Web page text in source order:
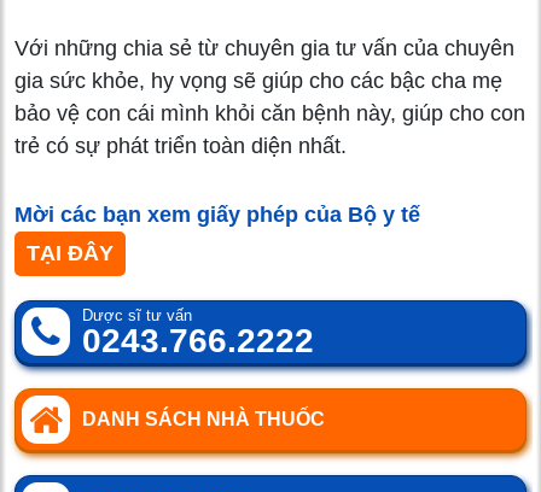
Với những chia sẻ từ chuyên gia tư vấn của chuyên
gia sức khỏe, hy vọng sẽ giúp cho các bậc cha mẹ
bảo vệ con cái mình khỏi căn bệnh này, giúp cho con
trẻ có sự phát triển toàn diện nhất.
Mời các bạn xem giấy phép của Bộ y tế
TẠI ĐÂY
Dược sĩ tư vấn
0243.766.2222
DANH SÁCH NHÀ THUỐC